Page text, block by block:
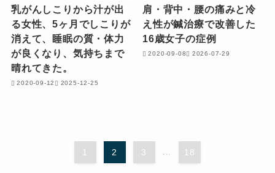
乳がんしこりから汁が出
る女性、5ヶ月でしこりが
消えて、睡眠の質・体力
が良くなり、気持ちまで
晴れてきた。
2020-09-12 2025-12-25
肩・背中・腰の痛みと冷
え性が鍼治療で改善した
16歳女子の症例
2020-09-08 2026-07-29
1 2 3 18